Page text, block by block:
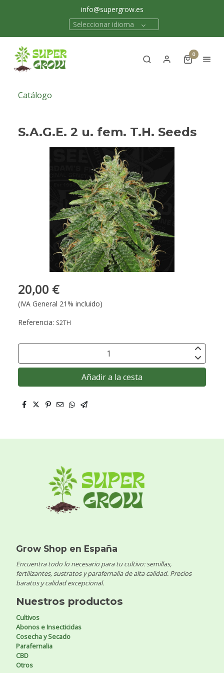
info@supergrow.es
Seleccionar idioma
0
Catálogo
S.A.G.E. 2 u. fem. T.H. Seeds
20,00 €
(IVA General 21% incluido)
Referencia: S2TH
Añadir a la cesta
Grow Shop en España
Encuentra todo lo necesario para tu cultivo: semillas,
fertilizantes, sustratos y parafernalia de alta calidad. Precios
baratos y calidad excepcional.
Nuestros productos
Cultivos
Abonos e Insecticidas
Cosecha y Secado
Parafernalia
CBD
Otros